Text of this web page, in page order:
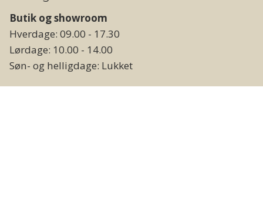
Butik og showroom
Hverdage: 09.00 - 17.30
Lørdage: 10.00 - 14.00
Søn- og helligdage: Lukket